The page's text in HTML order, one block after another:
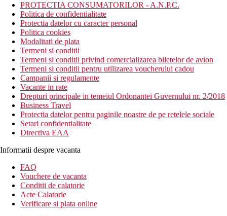
PROTECTIA CONSUMATORILOR - A.N.P.C.
Politica de confidentialitate
Protectia datelor cu caracter personal
Politica cookies
Modalitati de plata
Termeni si conditii
Termeni si conditii privind comercializarea biletelor de avion
Termeni si conditii pentru utilizarea voucherului cadou
Campanii si regulamente
Vacante in rate
Drepturi principale in temeiul Ordonantei Guvernului nr. 2/2018
Business Travel
Protectia datelor pentru paginile noastre de pe retelele sociale
Setari confidentialitate
Directiva EAA
Informatii despre vacanta
FAQ
Vouchere de vacanta
Conditii de calatorie
Acte Calatorie
Verificare si plata online